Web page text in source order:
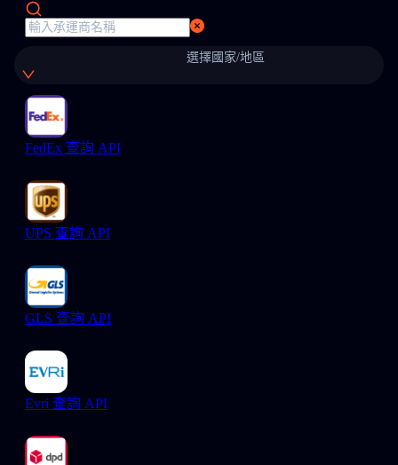
選擇國家/地區
FedEx 查詢 API
UPS 查詢 API
GLS 查詢 API
Evri 查詢 API